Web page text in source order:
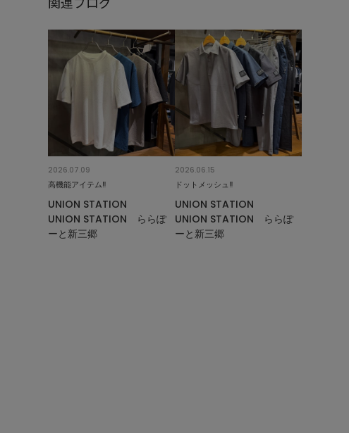
2026.07.09
高機能アイテム‼︎
UNION STATION
UNION STATION ららぽ
ーと新三郷
2026.06.15
ドットメッシュ‼︎
UNION STATION
UNION STATION ららぽ
ーと新三郷